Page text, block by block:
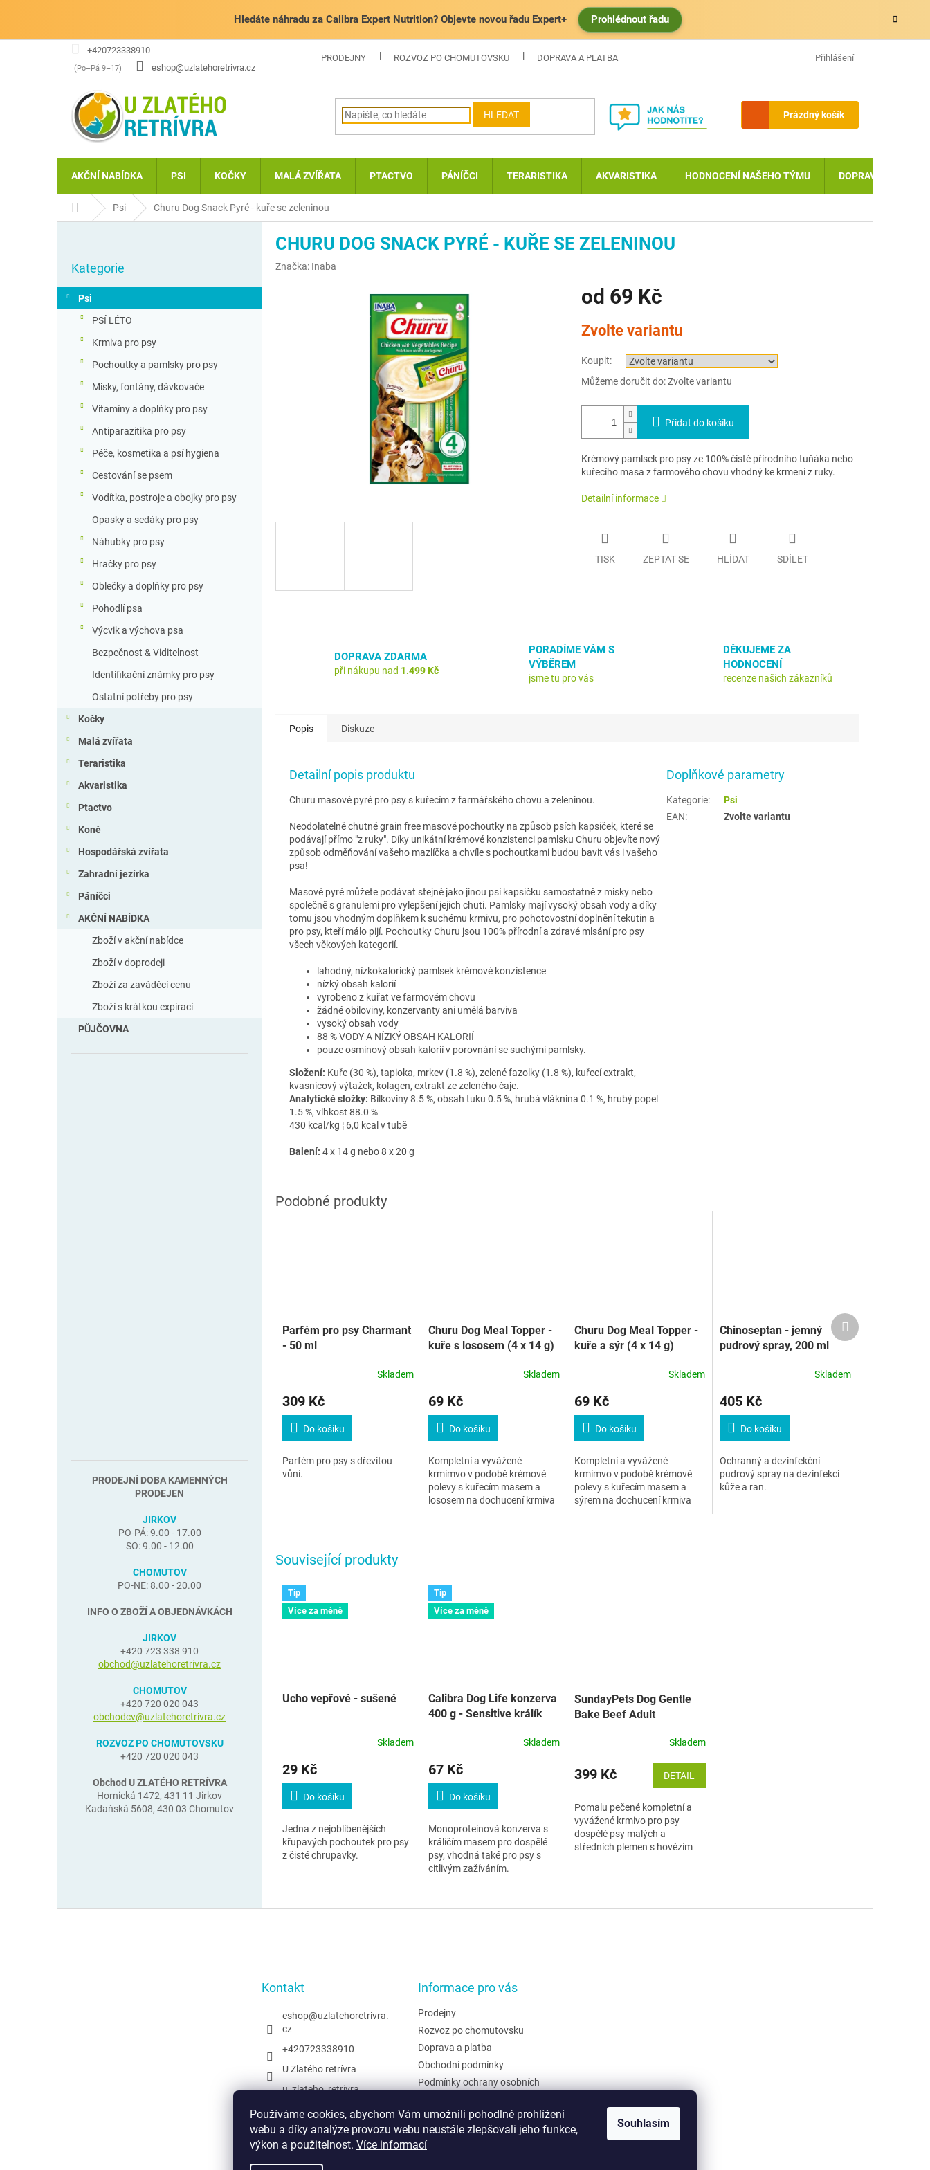
Používáme cookies, abychom Vám umožnili pohodlné prohlížení
webu a díky analýze provozu webu neustále zlepšovali jeho funkce,
výkon a použitelnost. Více informací
Souhlasím
Hledáte náhradu za Calibra Expert Nutrition? Objevte novou řadu Expert+ Prohlédnout řadu
+420723338910
eshop@uzlatehoretrivra.cz
PRODEJNY ROZVOZ PO CHOMUTOVSKU DOPRAVA A PLATBA MOJE OBJEDNÁVKA
Přihlášení
HLEDAT
Nákupní
košík
Prázdný košík
AKČNÍ NABÍDKA PSI KOČKY MALÁ ZVÍŘATA PTACTVO PÁNÍČCI TERARISTIKA AKVARISTIKA HODNOCENÍ NAŠEHO TÝMU DOPRAVA A PLATBA
Domů Psi Churu Dog Snack Pyré - kuře se zeleninou
r
a
kategorie
Kategorie
Psi
PSÍ LÉTO
Krmiva pro psy
Pochoutky a pamlsky pro psy
Misky, fontány, dávkovače
Vitamíny a doplňky pro psy
Antiparazitika pro psy
Péče, kosmetika a psí hygiena
Cestování se psem
Vodítka, postroje a obojky pro psy
Opasky a sedáky pro psy
Náhubky pro psy
Hračky pro psy
Oblečky a doplňky pro psy
Pohodlí psa
Výcvik a výchova psa
Bezpečnost & Viditelnost
Identifikační známky pro psy
Ostatní potřeby pro psy
Kočky
Malá zvířata
Teraristika
Akvaristika
Ptactvo
Koně
Hospodářská zvířata
Zahradní jezírka
Páníčci
AKČNÍ NABÍDKA
Zboží v akční nabídce
Zboží v doprodeji
Zboží za zaváděcí cenu
Zboží s krátkou expirací
PŮJČOVNA
PRODEJNÍ DOBA KAMENNÝCH
PRODEJEN
JIRKOV
PO-PÁ: 9.00 - 17.00
SO: 9.00 - 12.00
CHOMUTOV
PO-NE: 8.00 - 20.00
INFO O ZBOŽÍ A OBJEDNÁVKÁCH
JIRKOV
+420 723 338 910
obchod@uzlatehoretrivra.cz
CHOMUTOV
+420 720 020 043
obchodcv@uzlatehoretrivra.cz
ROZVOZ PO CHOMUTOVSKU
+420 720 020 043
Obchod U ZLATÉHO RETRÍVRA
Hornická 1472, 431 11 Jirkov
Kadaňská 5608, 430 03 Chomutov
CHURU DOG SNACK PYRÉ - KUŘE SE ZELENINOU
Značka: Inaba
od 69 Kč
cena:
Zvolte variantu
Koupit:
Můžeme doručit do: Zvolte variantu
Přidat do košíku
Krémový pamlsek pro psy ze 100% čistě přírodního tuňáka nebo
kuřecího masa z farmového chovu vhodný ke krmení z ruky.
Detailní informace
TISK ZEPTAT SE HLÍDAT SDÍLET
DOPRAVA ZDARMA
při nákupu nad 1.499 Kč
PORADÍME VÁM S
VÝBĚREM
jsme tu pro vás
DĚKUJEME ZA
HODNOCENÍ
recenze našich zákazníků
Související produkty
Tip
Více za méně
Ucho vepřové - sušené
Skladem
29 Kč
Do košíku
Jedna z nejoblíbenějších
křupavých pochoutek pro psy
z čisté chrupavky.
Tip
Více za méně
Calibra Dog Life konzerva
400 g - Sensitive králík
Skladem
67 Kč
Do košíku
Monoproteinová konzerva s
králičím masem pro dospělé
psy, vhodná také pro psy s
citlivým zažíváním.
SundayPets Dog Gentle
Bake Beef Adult
Skladem
399 Kč DETAIL
Pomalu pečené kompletní a
vyvážené krmivo pro psy
dospělé psy malých a
středních plemen s hovězím
Popis Diskuze
Detailní popis produktu
Churu masové pyré pro psy s kuřecím z farmářského chovu a zeleninou.
Neodolatelně chutné grain free masové pochoutky na způsob psích kapsiček, které se
podávají přímo "z ruky". Díky unikátní krémové konzistenci pamlsku Churu objevíte nový
způsob odměňování vašeho mazlíčka a chvíle s pochoutkami budou bavit vás i vašeho
psa!
Masové pyré můžete podávat stejně jako jinou psí kapsičku samostatně z misky nebo
společně s granulemi pro vylepšení jejich chuti. Pamlsky mají vysoký obsah vody a díky
tomu jsou vhodným doplňkem k suchému krmivu, pro pohotovostní doplnění tekutin a
pro psy, kteří málo pijí. Pochoutky Churu jsou 100% přírodní a zdravé mlsání pro psy
všech věkových kategorií.
lahodný, nízkokalorický pamlsek krémové konzistence
nízký obsah kalorií
vyrobeno z kuřat ve farmovém chovu
žádné obiloviny, konzervanty ani umělá barviva
vysoký obsah vody
88 % VODY A NÍZKÝ OBSAH KALORIÍ
pouze osminový obsah kalorií v porovnání se suchými pamlsky.
Složení: Kuře (30 %), tapioka, mrkev (1.8 %), zelené fazolky (1.8 %), kuřecí extrakt,
kvasnicový výtažek, kolagen, extrakt ze zeleného čaje.
Analytické složky: Bílkoviny 8.5 %, obsah tuku 0.5 %, hrubá vláknina 0.1 %, hrubý popel
1.5 %, vlhkost 88.0 %
430 kcal/kg ¦ 6,0 kcal v tubě
Balení: 4 x 14 g nebo 8 x 20 g
Doplňkové parametry
Kategorie:
Psi
EAN: Zvolte variantu
Parfém pro psy Charmant
- 50 ml
Skladem
309 Kč
Do košíku
Parfém pro psy s dřevitou
vůní.
Churu Dog Meal Topper -
kuře s lososem (4 x 14 g)
Skladem
69 Kč
Do košíku
Kompletní a vyvážené
krmimvo v podobě krémové
polevy s kuřecím masem a
lososem na dochucení krmiva
Churu Dog Meal Topper -
kuře a sýr (4 x 14 g)
Skladem
69 Kč
Do košíku
Kompletní a vyvážené
krmimvo v podobě krémové
polevy s kuřecím masem a
sýrem na dochucení krmiva
Chinoseptan - jemný
pudrový spray, 200 ml
Skladem
405 Kč
Do košíku
Ochranný a dezinfekční
pudrový spray na dezinfekci
kůže a ran.
Další
produkt
Kontakt
eshop@uzlatehoretrivra.
cz
+420723338910
U Zlatého retrívra
u_zlateho_retrivra
@uzlatehoretrivra
Informace pro vás
Prodejny
Rozvoz po chomutovsku
Doprava a platba
Obchodní podmínky
Podmínky ochrany osobních
Hodnocení obchodu
Moje objednávka